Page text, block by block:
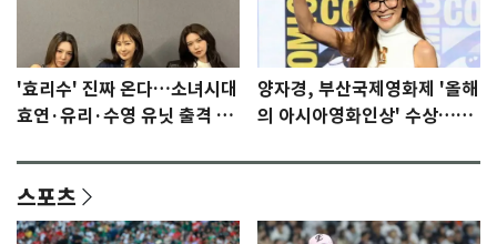
'효리수' 진짜 온다…소녀시대
효연·유리·수영 유닛 출격 [N
양자경, 부산국제영화제 '올해
의 아시아영화인상' 수상…15
스포츠